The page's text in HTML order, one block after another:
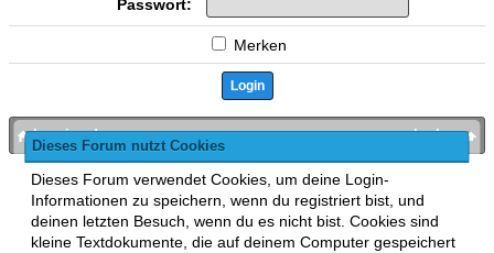
Dieses Forum nutzt Cookies
Dieses Forum verwendet Cookies, um deine Login-
Informationen zu speichern, wenn du registriert bist, und
deinen letzten Besuch, wenn du es nicht bist. Cookies sind
kleine Textdokumente, die auf deinem Computer gespeichert
Passwort:
Merken
nach oben
bronies.de
MyBB , mobile Fassung: MyBB GoMobile
Zur Desktop-Version wechseln
This forum usesLukasz TkaczMyBB addons.